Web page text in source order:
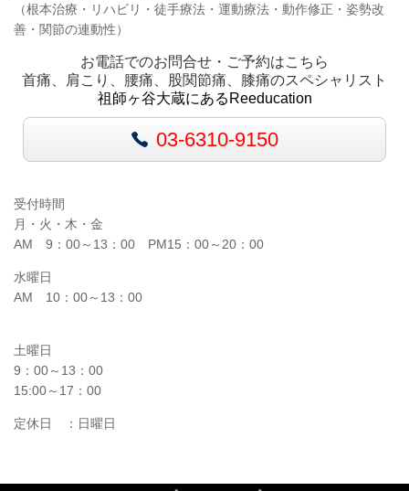
（根本治療・リハビリ・徒手療法・運動療法・動作修正・姿勢改
善・関節の連動性）
お電話でのお問合せ・ご予約はこちら
首痛、肩こり、腰痛、股関節痛、膝痛のスペシャリスト
祖師ヶ谷大蔵にあるReeducation
03-6310-9150
受付時間
月・火・木・金
AM 9：00～13：00 PM15：00～20：00
水曜日
AM 10 ：00～13：00
土曜日
9：00～13：00
15:00～17：00​
定休日 ：日曜日